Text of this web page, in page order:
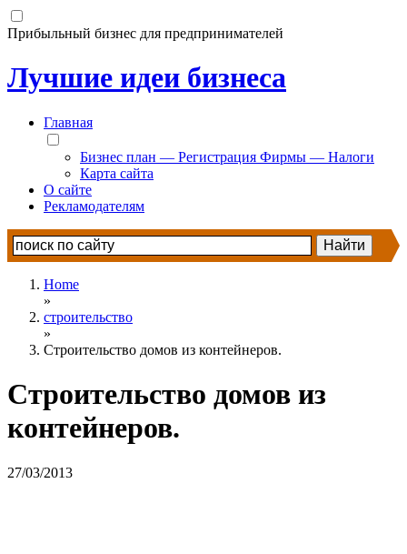
Прибыльный бизнес для предпринимателей
Лучшие идеи бизнеса
Главная
Бизнес план — Регистрация Фирмы — Налоги
Карта сайта
О сайте
Рекламодателям
Home
»
строительство
»
Строительство домов из контейнеров.
Строительство домов из
контейнеров.
27/03/2013